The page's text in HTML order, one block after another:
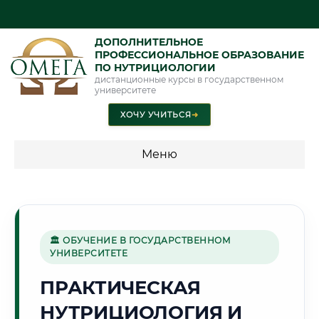
ДОПОЛНИТЕЛЬНОЕ
ПРОФЕССИОНАЛЬНОЕ ОБРАЗОВАНИЕ
ПО НУТРИЦИОЛОГИИ
дистанционные курсы в государственном
университете
ХОЧУ УЧИТЬСЯ➜
Меню
🛢️
Г. ТЮМЕНЬ
🏛 ОБУЧЕНИЕ В ГОСУДАРСТВЕННОМ
УНИВЕРСИТЕТЕ
ПРАКТИЧЕСКАЯ
НУТРИЦИОЛОГИЯ И